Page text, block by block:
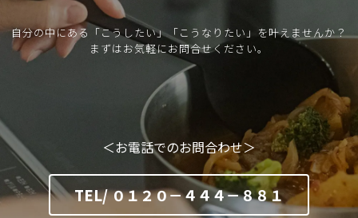
自分の中にある「こうしたい」「こうなりたい」を叶えませんか？
まずはお気軽にお問合せください。
＜お電話でのお問合わせ＞
TEL/ ０１２０－４４４－８８１